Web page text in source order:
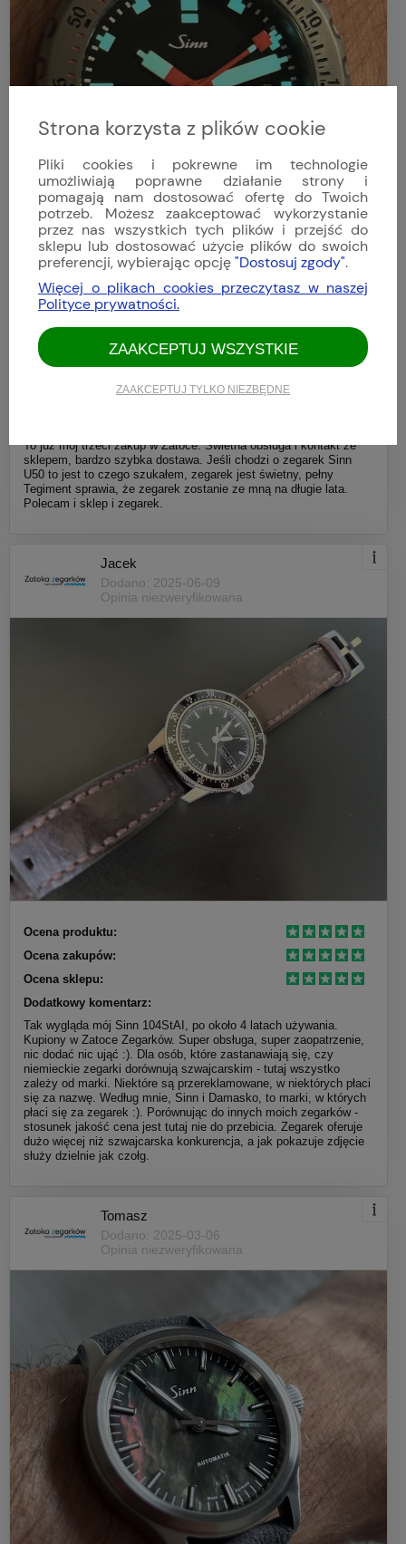
Ocena produktu:
To już mój trzeci zakup w Zatoce. Świetna obsługa i kontakt ze
sklepem, bardzo szybka dostawa. Jeśli chodzi o zegarek Sinn
U50 to jest to czego szukałem, zegarek jest świetny, pełny
Tegiment sprawia, że zegarek zostanie ze mną na długie lata.
Polecam i sklep i zegarek.
Jacek
Dodano: 2025-06-09
Opinia niezweryfikowana
Ocena produktu:
Ocena zakupów:
Ocena sklepu:
Dodatkowy komentarz:
Tak wygląda mój Sinn 104StAI, po około 4 latach używania.
Kupiony w Zatoce Zegarków. Super obsługa, super zaopatrzenie,
nic dodać nic ująć :). Dla osób, które zastanawiają się, czy
niemieckie zegarki dorównują szwajcarskim - tutaj wszystko
zależy od marki. Niektóre są przereklamowane, w niektórych płaci
się za nazwę. Według mnie, Sinn i Damasko, to marki, w których
płaci się za zegarek :). Porównując do innych moich zegarków -
stosunek jakość cena jest tutaj nie do przebicia. Zegarek oferuje
dużo więcej niż szwajcarska konkurencja, a jak pokazuje zdjęcie
służy dzielnie jak czołg.
Tomasz
Dodano: 2025-03-06
Opinia niezweryfikowana
Strona korzysta z plików cookie
Pliki cookies i pokrewne im technologie
umożliwiają poprawne działanie strony i
pomagają nam dostosować ofertę do Twoich
potrzeb. Możesz zaakceptować wykorzystanie
przez nas wszystkich tych plików i przejść do
sklepu lub dostosować użycie plików do swoich
preferencji, wybierając opcję"Dostosuj zgody".
Więcej o plikach cookies przeczytasz w naszej
Polityce prywatności.
ZAAKCEPTUJ TYLKO NIEZBĘDNE
ZAAKCEPTUJ WSZYSTKIE